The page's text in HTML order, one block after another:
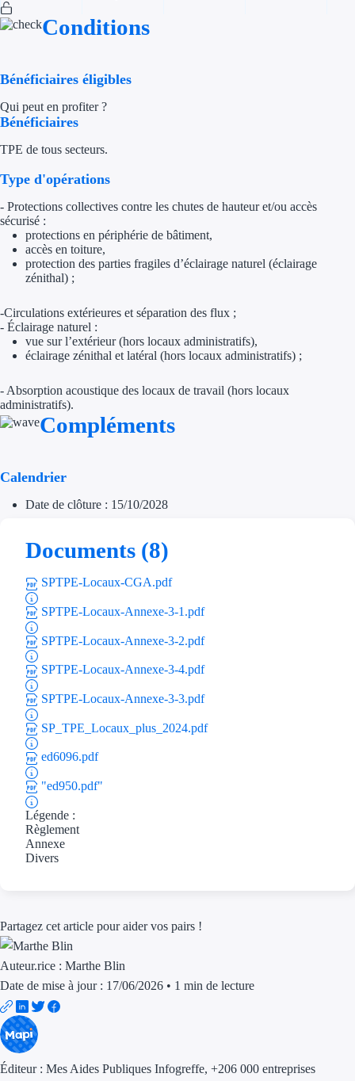
Aides
Simulateur d'éligibilité
Trouvez des idées de
Conditions
Bénéficiaires éligibles
Qui peut en profiter ?
Bénéficiaires
TPE de tous secteurs.
Type d'opérations
- Protections collectives contre les chutes de hauteur et/ou accès
sécurisé :
protections en périphérie de bâtiment,
accès en toiture,
protection des parties fragiles d’éclairage naturel (éclairage
zénithal) ;
-Circulations extérieures et séparation des flux ;
- Éclairage naturel :
vue sur l’extérieur (hors locaux administratifs),
éclairage zénithal et latéral (hors locaux administratifs) ;
- Absorption acoustique des locaux de travail (hors locaux
administratifs).
Compléments
Calendrier
Date de clôture : 15/10/2028
Documents (8)
SPTPE-Locaux-CGA.pdf
SPTPE-Locaux-Annexe-3-1.pdf
SPTPE-Locaux-Annexe-3-2.pdf
SPTPE-Locaux-Annexe-3-4.pdf
SPTPE-Locaux-Annexe-3-3.pdf
SP_TPE_Locaux_plus_2024.pdf
ed6096.pdf
"ed950.pdf"
Légende :
Règlement
Annexe
Divers
Partagez cet article pour aider vos pairs !
Auteur.rice : Marthe Blin
Date de mise à jour : 17/06/2026 • 1 min de lecture
Éditeur : Mes Aides Publiques Infogreffe, +206 000 entreprises